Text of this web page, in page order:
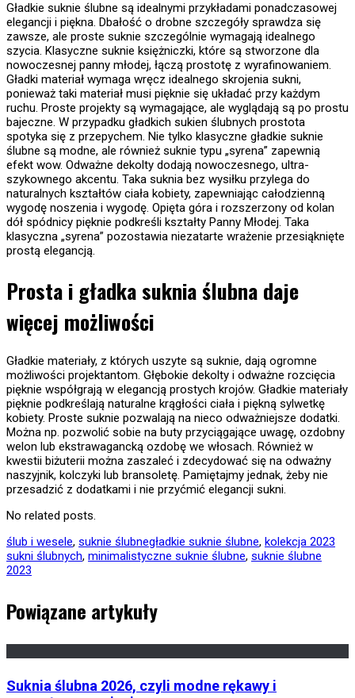
Gładkie suknie ślubne są idealnymi przykładami ponadczasowej
elegancji i piękna. Dbałość o drobne szczegóły sprawdza się
zawsze, ale proste suknie szczególnie wymagają idealnego
szycia. Klasyczne suknie księżniczki, które są stworzone dla
nowoczesnej panny młodej, łączą prostotę z wyrafinowaniem.
Gładki materiał wymaga wręcz idealnego skrojenia sukni,
ponieważ taki materiał musi pięknie się układać przy każdym
ruchu. Proste projekty są wymagające, ale wyglądają są po prostu
bajeczne. W przypadku gładkich sukien ślubnych prostota
spotyka się z przepychem. Nie tylko klasyczne gładkie suknie
ślubne są modne, ale również suknie typu „syrena” zapewnią
efekt wow. Odważne dekolty dodają nowoczesnego, ultra-
szykownego akcentu. Taka suknia bez wysiłku przylega do
naturalnych kształtów ciała kobiety, zapewniając całodzienną
wygodę noszenia i wygodę. Opięta góra i rozszerzony od kolan
dół spódnicy pięknie podkreśli kształty Panny Młodej. Taka
klasyczna „syrena” pozostawia niezatarte wrażenie przesiąknięte
prostą elegancją.
Prosta i gładka suknia ślubna daje
więcej możliwości
Gładkie materiały, z których uszyte są suknie, dają ogromne
możliwości projektantom. Głębokie dekolty i odważne rozcięcia
pięknie współgrają w elegancją prostych krojów. Gładkie materiały
pięknie podkreślają naturalne krągłości ciała i piękną sylwetkę
kobiety. Proste suknie pozwalają na nieco odważniejsze dodatki.
Można np. pozwolić sobie na buty przyciągające uwagę, ozdobny
welon lub ekstrawagancką ozdobę we włosach. Również w
kwestii biżuterii można zaszaleć i zdecydować się na odważny
naszyjnik, kolczyki lub bransoletę. Pamiętajmy jednak, żeby nie
przesadzić z dodatkami i nie przyćmić elegancji sukni.
No related posts.
ślub i wesele, suknie ślubnegładkie suknie ślubne, kolekcja 2023
sukni ślubnych, minimalistyczne suknie ślubne, suknie ślubne
2023
Powiązane artykuły
Suknia ślubna 2026, czyli modne rękawy i